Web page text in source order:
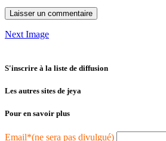
Next Image
S'inscrire à la liste de diffusion
Les autres sites de jeya
Pour en savoir plus
Email*(ne sera pas divulgué)